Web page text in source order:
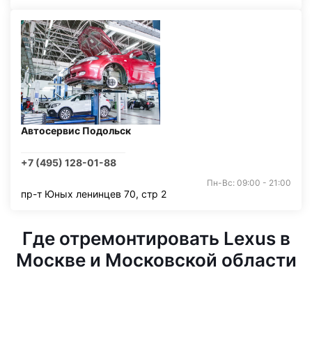
Автосервис Подольск
+7 (495) 128-01-88
Пн-Вс: 09:00 - 21:00
пр-т Юных ленинцев 70, стр 2
Где отремонтировать Lexus в
Москве и Московской области